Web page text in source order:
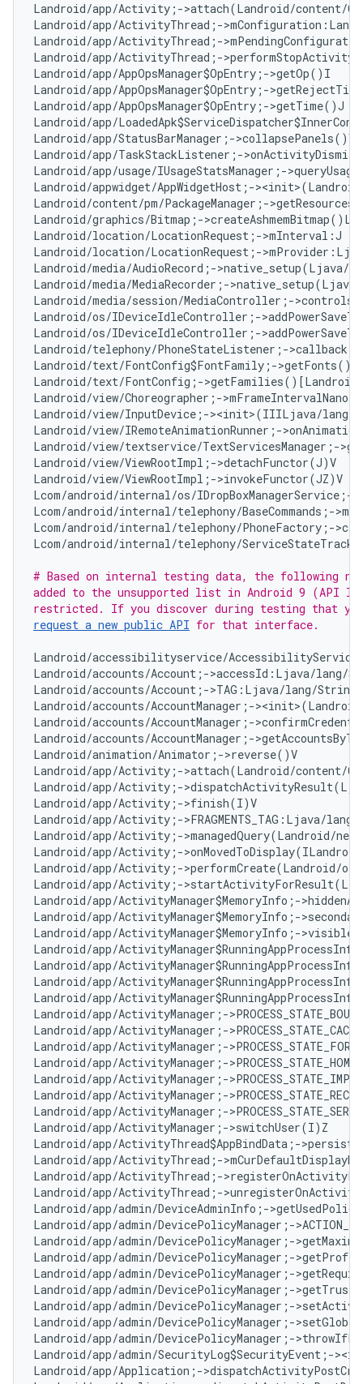
Landroid/app/Activity;->attach(Landroid/content/
Landroid/app/ActivityThread;-
Landroid/app/ActivityThread;-
Landroid/app/ActivityThread;-
Landroid/app/AppOpsManager$OpEntry;->getOp()I
Landroid/app/AppOpsManager$OpEntry;-
Landroid/app/AppOpsManager$OpEntry;->getTime()J
Landroid/app/
Landroid/app/StatusBarManager;->collapsePanels()V
Landroid/app/TaskStackListener;-
Landroid/app/usage/IUsageStatsManager;-
Landroid/appwidget/AppWidgetHost;-
Landroid/content/pm/PackageManager;-
Landroid/graphics/Bitmap;-
Landroid/location/LocationRequest;->mInterval:J
Landroid/location/LocationRequest;-
Landroid/media/AudioRecord;-
Landroid/media/MediaRecorder;-
Landroid/media/session/MediaController;-
Landroid/os/IDeviceIdleController;-
Landroid/os/IDeviceIdleController;-
Landroid/telephony/PhoneStateListener;-
Landroid/text/FontConfig$FontFamily;-
Landroid/text/FontConfig;-
Landroid/view/Choreographer;-
Landroid/view/InputDevice;-><init>(IIILjava/lang/
Landroid/view/IRemoteAnimationRunner;-
Landroid/view/textservice/TextServicesManager;-
Landroid/view/ViewRootImpl;->detachFunctor(J)V
Landroid/view/ViewRootImpl;->invokeFunctor(JZ)V
Lcom/android/internal/os/
Lcom/android/internal/telephony/BaseCommands;-
Lcom/android/internal/telephony/PhoneFactory;-
Lcom/android/internal/telephony/
# Based on internal testing data, the following
added to the unsupported list in Android 9 (API
request a new public API for that interface.